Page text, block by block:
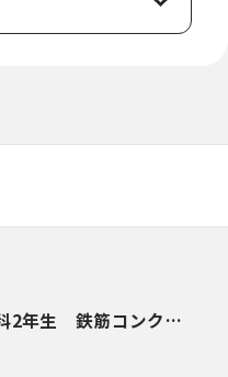
建築科2年生 鉄筋コンクリート柱サンプル作り ～鉄筋の加工組み立て～